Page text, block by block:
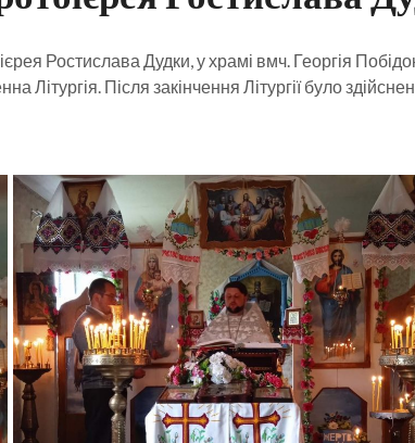
Ростислава Дудки, у храмі вмч. Георгія
Літургія. Після закінчення Літургії було